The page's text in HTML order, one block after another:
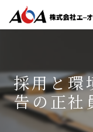
採用と環
告の正社